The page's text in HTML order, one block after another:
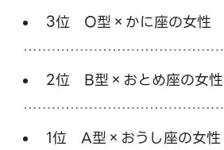
3位 O型×かに座の女性
2位 B型×おとめ座の女性
1位 A型×おうし座の女性